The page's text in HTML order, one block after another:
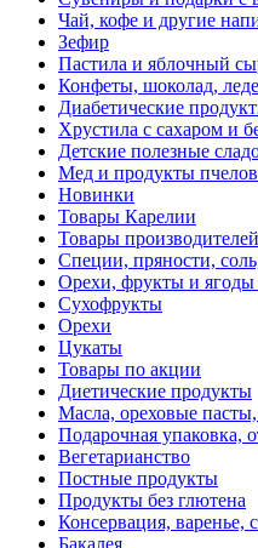
Чай, кофе и другие
Зефир
Пастила и яблочный
Конфеты, шоколад,
Диабетические
Хрустила с сахаром и
Детские полезные
Мед и продукты
Новинки
Товары Карелии
Товары
Специи, пряности,
Орехи, фрукты и ягоды
Сухофрукты
Орехи
Цукаты
Товары по акции
Диетические продукты
Масла, ореховые
Подарочная упаковка,
Вегетарианство
Постные продукты
Продукты без глютена
Консервация, варенье,
Бакалея